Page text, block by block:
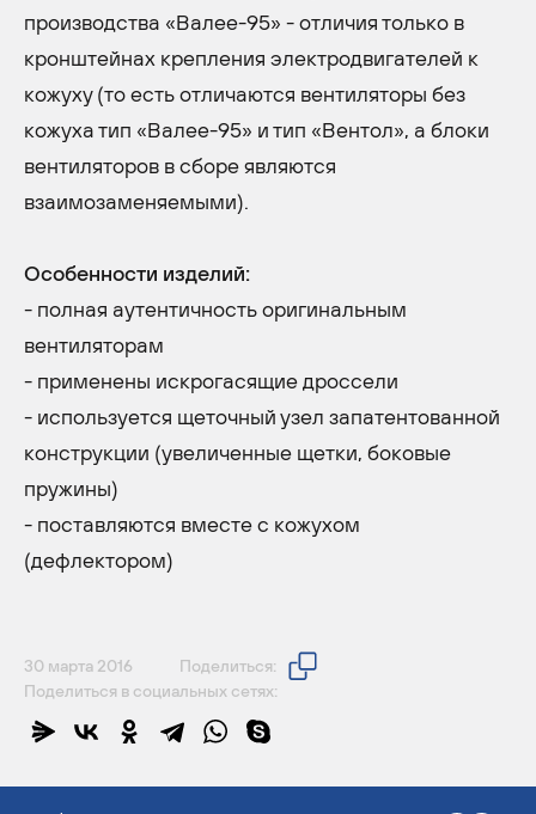
производства «Валее-95» - отличия только в
кронштейнах крепления электродвигателей к
кожуху (то есть отличаются вентиляторы без
кожуха тип «Валее-95» и тип «Вентол», а блоки
вентиляторов в сборе являются
взаимозаменяемыми).
Особенности изделий:
- полная аутентичность оригинальным
вентиляторам
- применены искрогасящие дроссели
- используется щеточный узел запатентованной
конструкции (увеличенные щетки, боковые
пружины)
- поставляются вместе с кожухом
(дефлектором)
30 марта 2016
Поделиться:
Поделиться в социальных сетях: